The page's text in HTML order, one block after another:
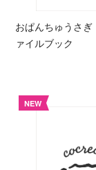
おぱんちゅうさ
ァイルブック
NEW